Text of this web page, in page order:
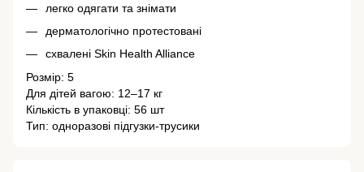
легко одягати та знімати
дерматологічно протестовані
схвалені Skin Health Alliance
Розмір: 5
Для дітей вагою: 12–17 кг
Кількість в упаковці: 56 шт
Тип: одноразові підгузки-трусики